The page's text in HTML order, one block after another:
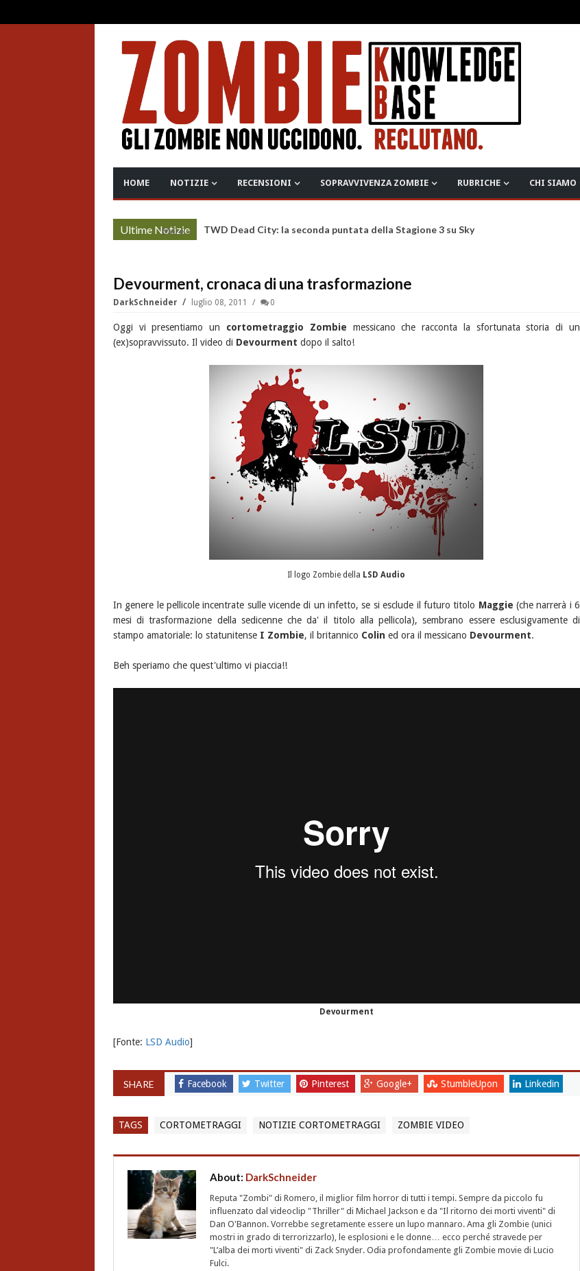
HOME NOTIZIE RECENSIONI SOPRAVVIVENZA ZOMBIE RUBRICHE CHI SIAMO
Ultime Notizie
More » TWD Dead City: la seconda puntata della Stagione 3 su Sky
Devourment, cronaca di una trasformazione
DarkSchneider luglio 08, 2011 0
Oggi vi presentiamo un cortometraggio Zombie messicano che racconta la sfortunata storia di un
(ex)sopravvissuto. Il video di Devourment dopo il salto!
Il logo Zombie della LSD Audio
In genere le pellicole incentrate sulle vicende di un infetto, se si esclude il futuro titolo Maggie (che narrerà i 6
mesi di trasformazione della sedicenne che da' il titolo alla pellicola), sembrano essere esclusigvamente di
stampo amatoriale: lo statunitense I Zombie, il britannico Colin ed ora il messicano Devourment.
Beh speriamo che quest'ultimo vi piaccia!!
Devourment
[Fonte: LSD Audio]
SHARE Facebook Twitter Pinterest Google+ StumbleUpon Linkedin
TAGS CORTOMETRAGGI NOTIZIE CORTOMETRAGGI ZOMBIE VIDEO
About: DarkSchneider
Reputa "Zombi" di Romero, il miglior film horror di tutti i tempi. Sempre da piccolo fu
influenzato dal videoclip "Thriller" di Michael Jackson e da "Il ritorno dei morti viventi" di
Dan O'Bannon. Vorrebbe segretamente essere un lupo mannaro. Ama gli Zombie (unici
mostri in grado di terrorizzarlo), le esplosioni e le donne… ecco perché stravede per
"L’alba dei morti viventi" di Zack Snyder. Odia profondamente gli Zombie movie di Lucio
Fulci.